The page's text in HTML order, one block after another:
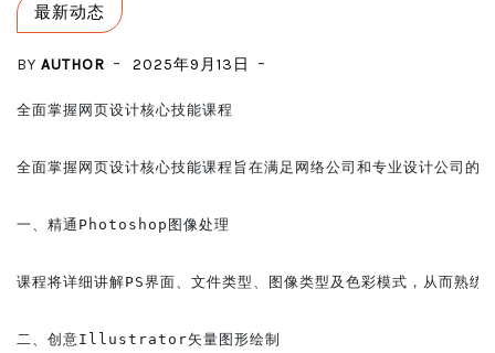
最新动态
BY AUTHOR 2025年9月13日
全面掌握网页设计核心技能课程
全面掌握网页设计核心技能课程旨在满足网络公司和专业设计公
一、精通Photoshop图像处理
课程将详细讲解PS界面、文件类型、图像类型及色彩模式，从而熟
二、创意Illustrator矢量图形绘制